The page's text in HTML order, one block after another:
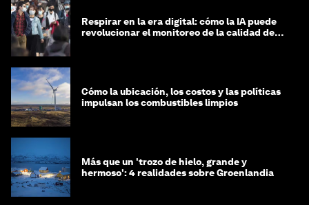
Respirar en la era digital: cómo la IA puede
revolucionar el monitoreo de la calidad del
Cómo la ubicación, los costos y las políticas
impulsan los combustibles limpios
Más que un 'trozo de hielo, grande y
hermoso': 4 realidades sobre Groenlandia